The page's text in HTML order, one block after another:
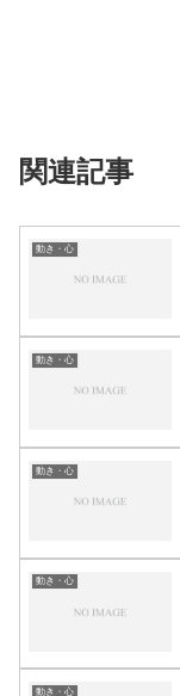
関連記事
動き・心
動き・心
動き・心
動き・心
動き・心